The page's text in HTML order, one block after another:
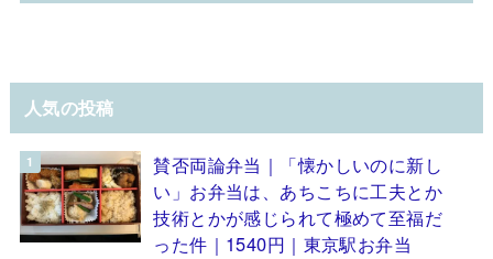
人気の投稿
賛否両論弁当｜「懐かしいのに新し
い」お弁当は、あちこちに工夫とか
技術とかが感じられて極めて至福だ
った件｜1540円｜東京駅お弁当